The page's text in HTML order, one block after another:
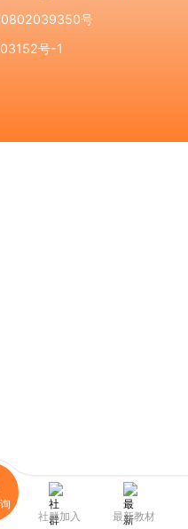
号
号-1
社群加入
最新教材